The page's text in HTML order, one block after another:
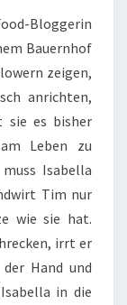
Bloggerin
Bauernhof
zeigen,
anrichten,
sie es bisher
Leben zu
Isabella
Tim nur
wie sie hat.
irrt er
Hand und
in die